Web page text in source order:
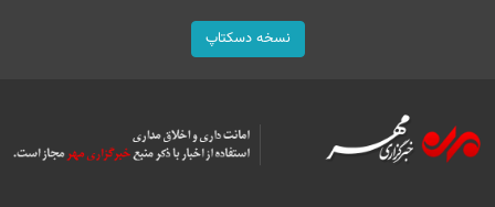
نسخه دسکتاپ